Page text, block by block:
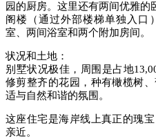
园的厨房。这里还有两间优雅的
阁楼（通过外部楼梯单独入口
室、两间浴室和两个附加房间。
状况和土地：
别墅状况极佳，周围是占地
修剪整齐的花园，种有橄榄树
适与自然和谐的氛围。
这座住宅是海岸线上真正的瑰
亲近。